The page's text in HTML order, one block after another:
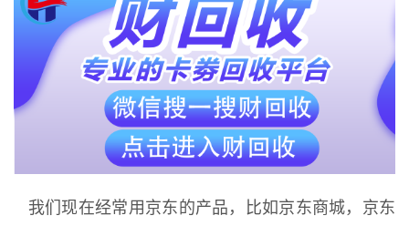
我们现在经常用京东的产品，比如京东商城，京东